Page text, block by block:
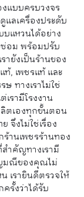
งแบบครบวงจร
ลเครื่องประดับ
แหวนได้อย่าง
อม พร้อมปรับ
ายังเป็นร้านของ
, เพชรแท้ และ
ทางเราไม่ใช่
รามีโรงงาน
ตเองทุกขั้นตอน
จึงไม่ใช่เรื่อง
านเพชรร้านทอง
ำคัญทางเรามี
มณีของคุณไม่
เรายินดีตรวจให้
รั้งว่าได้รับ